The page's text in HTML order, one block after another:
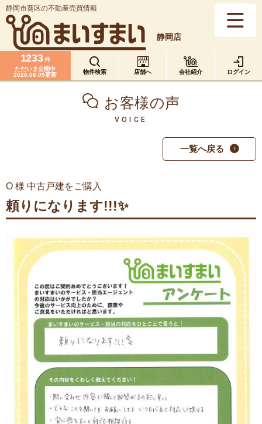
静岡市葵区の不動産売買情報
静岡店
1233 件
ただいま公開中
2026.08.09更新
物件検索 店舗へ 会社紹介 ログイン
お客様の声
VOICE
一覧へ戻る
O 様 中古戸建をご購入
頼りになります!!!✨